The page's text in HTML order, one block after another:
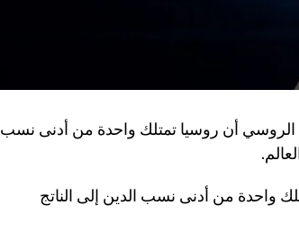
الروسي أن روسيا تمتلك واحدة من أدنى نسب
واحدة من أدنى نسب الدين إلى الناتج